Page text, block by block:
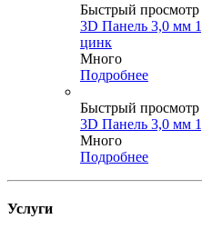
Быстрый просмотр
3D Панель 3,0 мм
цинк
Много
Подробнее
Быстрый просмотр
3D Панель 3,0 мм
Много
Подробнее
Услуги